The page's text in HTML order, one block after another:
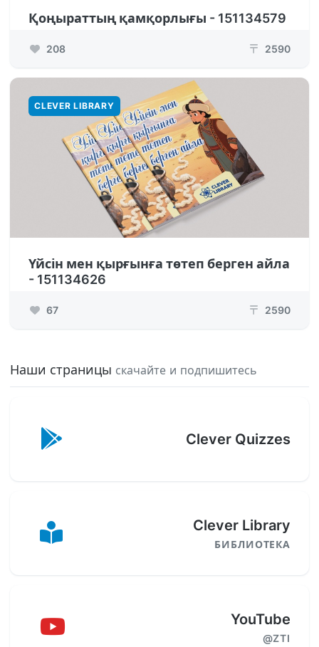
Қоңыраттың қамқорлығы - 151134579
208 ₸ 2590
CLEVER LIBRARY
Үйсін мен қырғынға төтеп берген айла
- 151134626
67 ₸ 2590
Наши страницы скачайте и подпишитесь
Clever Quizzes
Clever Library
БИБЛИОТЕКА
YouTube
@ZTI